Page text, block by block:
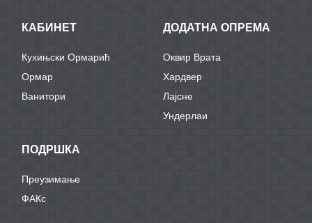
КАБИНЕТ
Кухињски Ормарић
Ормар
Ванитори
ДОДАТНА ОПРЕМА
Оквир Врата
Хардвер
Лајсне
Ундерлаи
ПОДРШКА
Преузимање
ФАКс